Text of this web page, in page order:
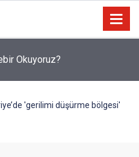
Okuyoruz?
Erdoğan vefat etti
'gerilimi düşürme bölgesi'